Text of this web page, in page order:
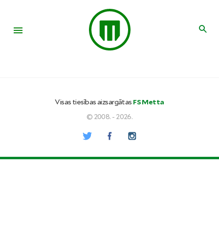
Visas tiesības aizsargātas FS Metta
© 2008. - 2026.